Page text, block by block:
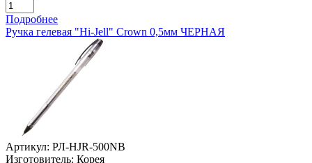
Подробнее
Ручка гелевая "Hi-Jell" Crown 0,5мм ЧЕРНАЯ
Артикул: РЛ-HJR-500NB
Изготовитель: Корея